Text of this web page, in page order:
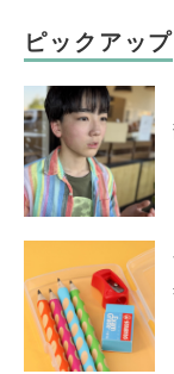
ピックアップ